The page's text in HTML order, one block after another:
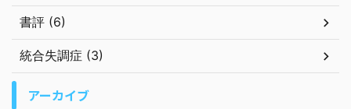
書評 (6)
統合失調症 (3)
アーカイブ